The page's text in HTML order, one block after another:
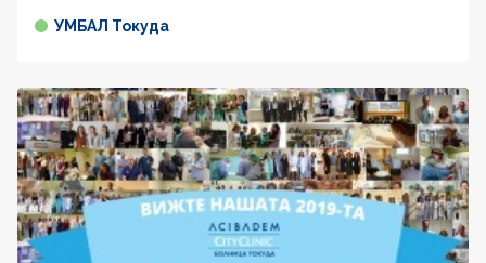
УМБАЛ Токуда